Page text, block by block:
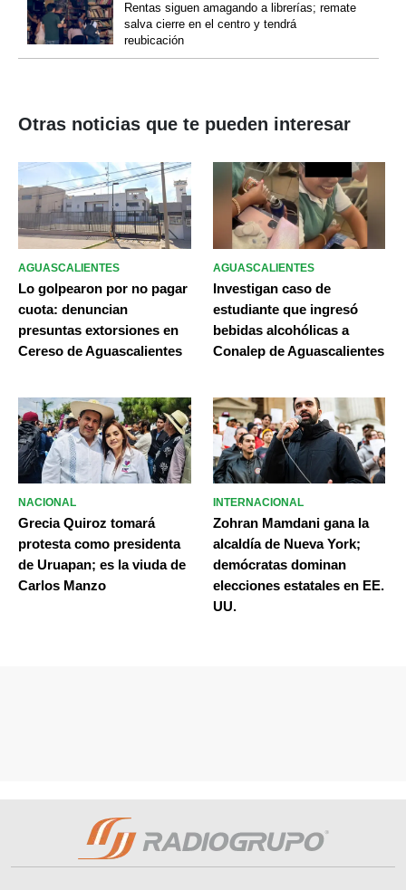
Rentas siguen amagando a librerías; remate
salva cierre en el centro y tendrá
reubicación
Otras noticias que te pueden interesar
AGUASCALIENTES
Lo golpearon por no pagar
cuota: denuncian
presuntas extorsiones en
Cereso de Aguascalientes
AGUASCALIENTES
Investigan caso de
estudiante que ingresó
bebidas alcohólicas a
Conalep de Aguascalientes
NACIONAL
Grecia Quiroz tomará
protesta como presidenta
de Uruapan; es la viuda de
Carlos Manzo
INTERNACIONAL
Zohran Mamdani gana la
alcaldía de Nueva York;
demócratas dominan
elecciones estatales en EE.
UU.